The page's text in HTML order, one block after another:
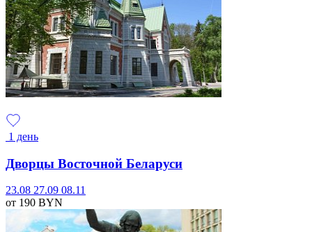
1 день
Дворцы Восточной Беларуси
23.08 27.09 08.11
от 190 BYN